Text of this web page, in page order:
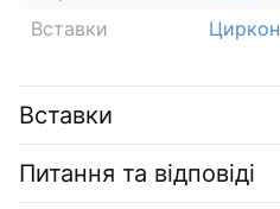
Вставки
Циркон
Вставки
Питання та відповіді